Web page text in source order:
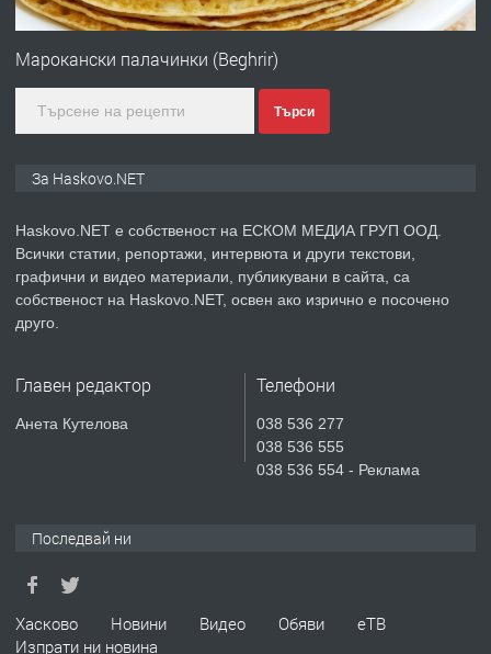
ПРЕДЛАГА
№4120 Магазин/Офис под наем в кв.
градската градина!
преди 6 дни
ПРЕДЛАГА
Продавам парцел в гр. Хасково кв.
СГЛОБЯВАНЕ НА МЕБЕЛИ.
апартамент под наем в кв.
Марокански палачинки (Beghrir)
Търси
За Haskovo.NET
Haskovo.NET е собственост на ЕСКОМ МЕДИА ГРУП ООД.
Всички статии, репортажи, интервюта и други текстови,
графични и видео материали, публикувани в сайта, са
собственост на Haskovo.NET, освен ако изрично е посочено
друго.
Главен редактор
Анета Кутелова
Телефони
038 536 277
038 536 555
038 536 554 - Реклама
Последвай ни
Хасково Новини Видео Обяви
еТВ
Изпрати ни новина